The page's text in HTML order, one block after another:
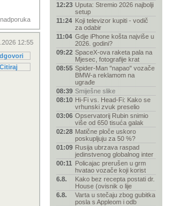
nadporuka
12:55
Citiraj
12:23 Uputa: Stremio 2026 najbolji
setup
11:24 Koji televizor kupiti - vodič
za odabir
11:04 Gdje iPhone košta najviše u
2026. godini?
09:22 SpaceX-ova raketa pala na
Mjesec, fotografije krat
08:55 Spider-Man "napao" vozače
BMW-a reklamom na
ugrađe
08:39 Smiješne slike
08:10 Hi-Fi vs. Head-Fi: Kako se
vrhunski zvuk preselio
03:06 Opservatorij Rubin snimio
više od 650 tisuća galak
02:28 Matične ploče uskoro
poskupljuju za 50 %?
01:09 Rusija ubrzava raspad
jedinstvenog globalnog inter
00:11 Policajac prerušen u grm
hvatao vozače koji korist
6.8.
Kako bez recepta postati dr.
House (ovisnik o lije
6.8.
Varta u stečaju zbog gubitka
posla s Appleom i odb